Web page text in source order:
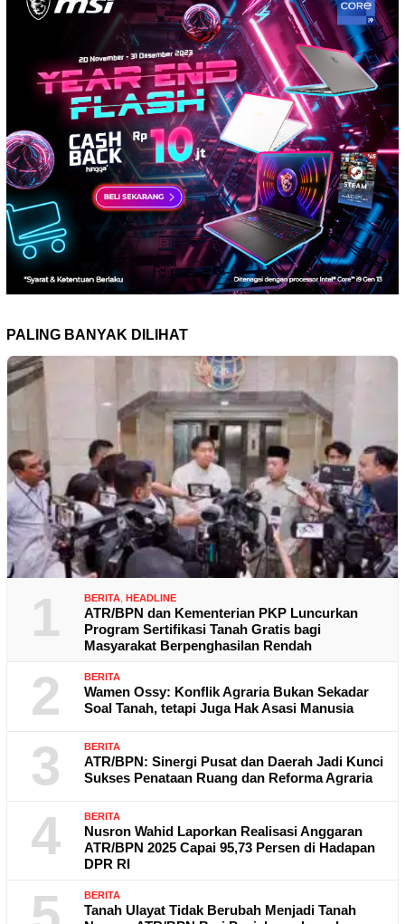
PALING BANYAK DILIHAT
1 BERITA, HEADLINE
ATR/BPN dan Kementerian PKP Luncurkan
Program Sertifikasi Tanah Gratis bagi
Masyarakat Berpenghasilan Rendah
2 BERITA
Wamen Ossy: Konflik Agraria Bukan Sekadar
Soal Tanah, tetapi Juga Hak Asasi Manusia
3 BERITA
ATR/BPN: Sinergi Pusat dan Daerah Jadi Kunci
Sukses Penataan Ruang dan Reforma Agraria
4 BERITA
Nusron Wahid Laporkan Realisasi Anggaran
ATR/BPN 2025 Capai 95,73 Persen di Hadapan
DPR RI
BERITA
Tanah Ulayat Tidak Berubah Menjadi Tanah